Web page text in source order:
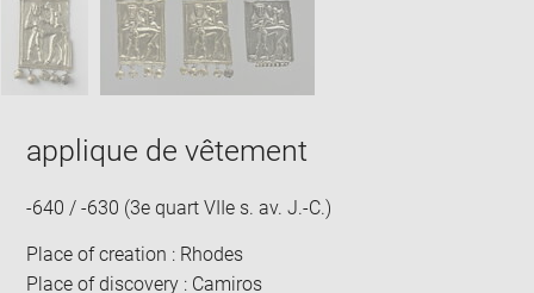
applique de vêtement
-640 / -630 (3e quart VIIe s. av. J.-C.)
Place of creation : Rhodes
Place of discovery : Camiros